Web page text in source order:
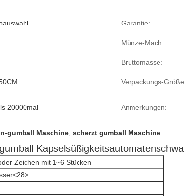
Garantie:
Münze-Mach:
Bruttomasse:
Verpackungs-
20000mal Anmerkungen:
gumball Maschine scherzt gumball Maschine
Zeichen mit 1~6 Stücken